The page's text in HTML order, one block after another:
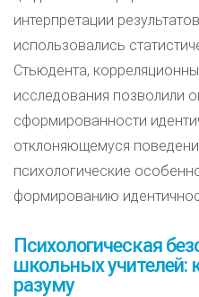
интерпретации
использовались
Стьюдента,
исследования позволили
сформированности
отклоняющемуся
психологические
формированию
Психологическая
школьных учителей:
разуму